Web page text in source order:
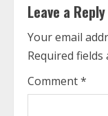
u
e
R
e
Leave a Reply
Your email
Required fields
Comment*